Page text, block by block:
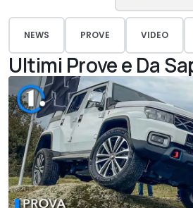
NEWS PROVE VIDEO
Ultimi Prove e Da